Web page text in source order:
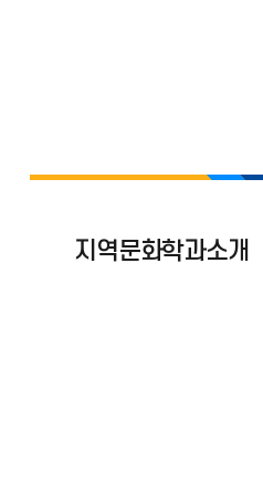
지역문화학과소개